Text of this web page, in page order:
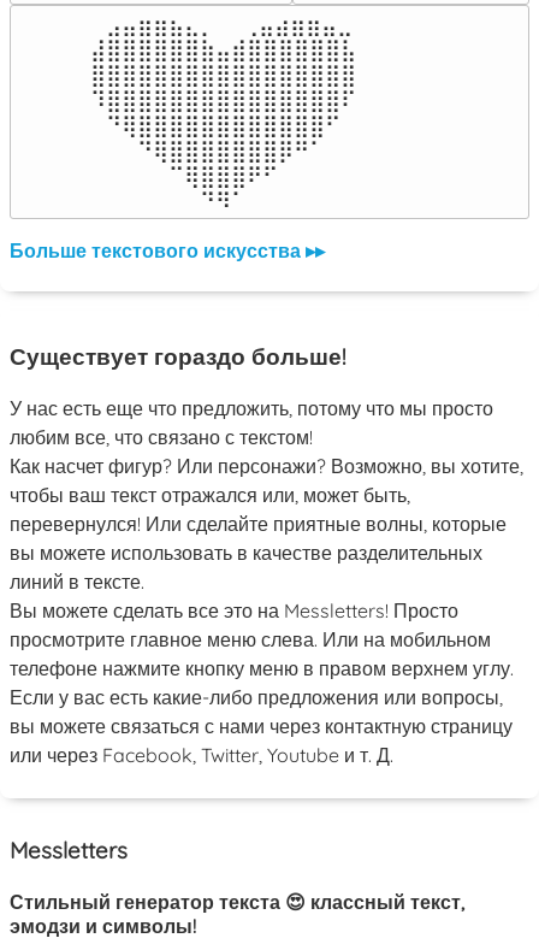
⠀⣠⣤⣶⣶⣦⣄⡀  ⠀⢀⣤⣴⣶⣶⣤⣀⠀
⣼⣿⣿⣿⣿⣿⣿⣷⣤⣾⣿⣿⣿⣿⣿⣿⣧
⣿⣿⣿⣿⣿⣿⣿⣿⣿⣿⣿⣿⣿⣿⣿⣿⣿
⠹⣿⣿⣿⣿⣿⣿⣿⣿⣿⣿⣿⣿⣿⣿⣿⠏
⠀⠙⢿⣿⣿⣿⣿⣿⣿⣿⣿⣿⣿⣿⣿⠋⠀
⠀⠀⠀⠙⢿⣿⣿⣿⣿⣿⣿⣿⡿⠛⠁⠀⠀
⠀⠀⠀⠀⠀⠉⢿⣿⣿⣿⠟⠋⠀⠀⠀⠀⠀
⠀⠀⠀⠀⠀⠀⠀⠙⠻⠁⠀⠀⠀⠀⠀⠀⠀⠀⠀⠀⠀⠀⠀
Больше текстового искусства ▸▸
Существует гораздо больше!
У нас есть еще что предложить, потому что мы просто
любим все, что связано с текстом!
Как насчет фигур? Или персонажи? Возможно, вы хотите,
чтобы ваш текст отражался или, может быть,
перевернулся! Или сделайте приятные волны, которые
вы можете использовать в качестве разделительных
линий в тексте.
Вы можете сделать все это на Messletters! Просто
просмотрите главное меню слева. Или на мобильном
телефоне нажмите кнопку меню в правом верхнем углу.
Если у вас есть какие-либо предложения или вопросы,
вы можете связаться с нами через контактную страницу
или через Facebook, Twitter, Youtube и т. Д.
Messletters
Стильный генератор текста 😍 классный текст,
эмодзи и символы!